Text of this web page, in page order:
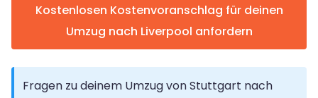
Kostenlosen Kostenvoranschlag für deinen
Umzug nach Liverpool anfordern
Fragen zu deinem Umzug von Stuttgart nach